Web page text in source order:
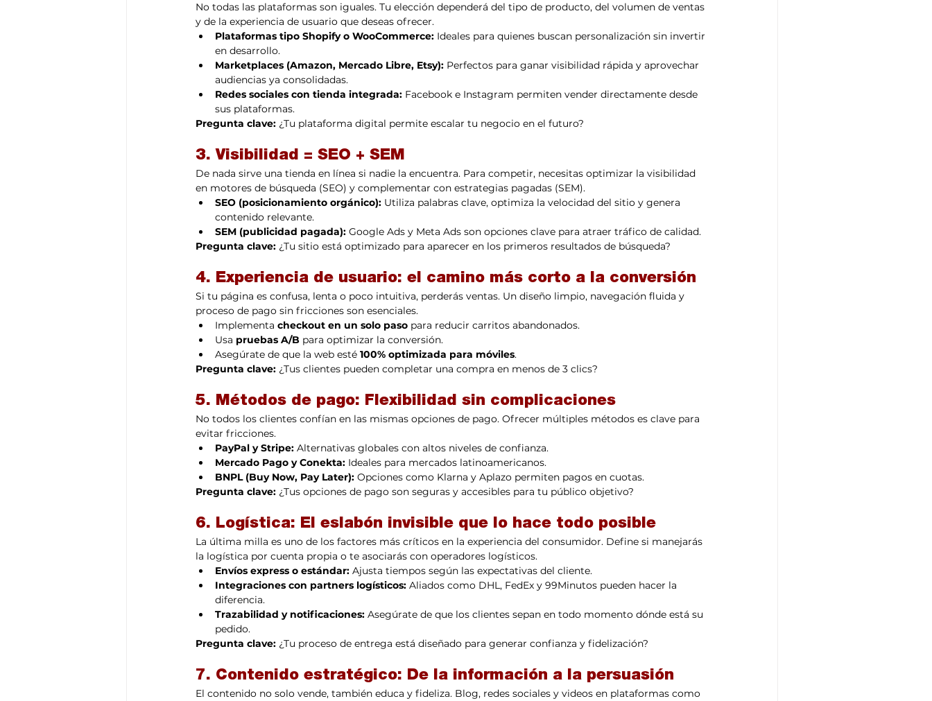
No todas las plataformas son iguales. Tu elección dependerá del tipo de producto, del volumen de ventas
y de la experiencia de usuario que deseas ofrecer.
Plataformas tipo Shopify o WooCommerce: Ideales para quienes buscan personalización sin invertir
en desarrollo.
Marketplaces (Amazon, Mercado Libre, Etsy): Perfectos para ganar visibilidad rápida y aprovechar
audiencias ya consolidadas.
Redes sociales con tienda integrada: Facebook e Instagram permiten vender directamente desde
sus plataformas.
Pregunta clave: ¿Tu plataforma digital permite escalar tu negocio en el futuro?
3. Visibilidad = SEO + SEM
De nada sirve una tienda en línea si nadie la encuentra. Para competir, necesitas optimizar la visibilidad
en motores de búsqueda (SEO) y complementar con estrategias pagadas (SEM).
SEO (posicionamiento orgánico): Utiliza palabras clave, optimiza la velocidad del sitio y genera
contenido relevante.
SEM (publicidad pagada): Google Ads y Meta Ads son opciones clave para atraer tráfico de calidad.
Pregunta clave: ¿Tu sitio está optimizado para aparecer en los primeros resultados de búsqueda?
4. Experiencia de usuario: el camino más corto a la conversión
Si tu página es confusa, lenta o poco intuitiva, perderás ventas. Un diseño limpio, navegación fluida y
proceso de pago sin fricciones son esenciales.
Implementa checkout en un solo paso para reducir carritos abandonados.
Usa pruebas A/B para optimizar la conversión.
Asegúrate de que la web esté 100% optimizada para móviles.
Pregunta clave: ¿Tus clientes pueden completar una compra en menos de 3 clics?
5. Métodos de pago: Flexibilidad sin complicaciones
No todos los clientes confían en las mismas opciones de pago. Ofrecer múltiples métodos es clave para
evitar fricciones.
PayPal y Stripe: Alternativas globales con altos niveles de confianza.
Mercado Pago y Conekta: Ideales para mercados latinoamericanos.
BNPL (Buy Now, Pay Later): Opciones como Klarna y Aplazo permiten pagos en cuotas.
Pregunta clave: ¿Tus opciones de pago son seguras y accesibles para tu público objetivo?
6. Logística: El eslabón invisible que lo hace todo posible
La última milla es uno de los factores más críticos en la experiencia del consumidor. Define si manejarás
la logística por cuenta propia o te asociarás con operadores logísticos.
Envíos express o estándar: Ajusta tiempos según las expectativas del cliente.
Integraciones con partners logísticos: Aliados como DHL, FedEx y 99Minutos pueden hacer la
diferencia.
Trazabilidad y notificaciones: Asegúrate de que los clientes sepan en todo momento dónde está su
pedido.
Pregunta clave: ¿Tu proceso de entrega está diseñado para generar confianza y fidelización?
7. Contenido estratégico: De la información a la persuasión
El contenido no solo vende, también educa y fideliza. Blog, redes sociales y videos en plataformas como